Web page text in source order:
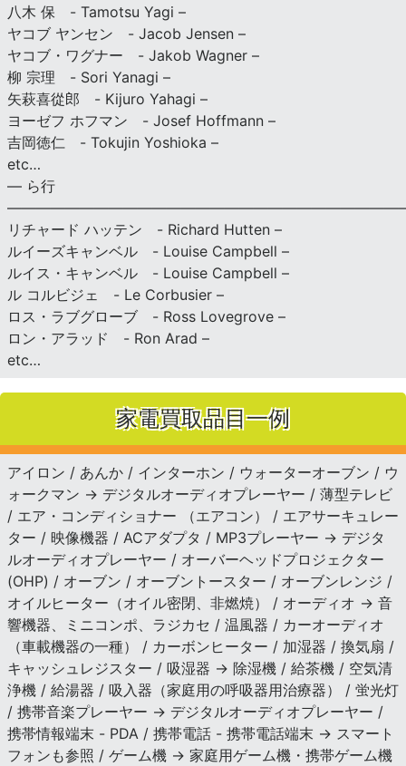
八木 保 - Tamotsu Yagi –
ヤコブ ヤンセン - Jacob Jensen –
ヤコブ・ワグナー - Jakob Wagner –
柳 宗理 - Sori Yanagi –
矢萩喜從郎 - Kijuro Yahagi –
ヨーゼフ ホフマン - Josef Hoffmann –
吉岡徳仁 - Tokujin Yoshioka –
etc…
— ら行
リチャード ハッテン - Richard Hutten –
ルイーズキャンベル - Louise Campbell –
ルイス・キャンベル - Louise Campbell –
ル コルビジェ - Le Corbusier –
ロス・ラブグローブ - Ross Lovegrove –
ロン・アラッド - Ron Arad –
etc…
家電買取品目一例
アイロン / あんか / インターホン / ウォーターオーブン / ウ
ォークマン → デジタルオーディオプレーヤー / 薄型テレビ
/ エア・コンディショナー （エアコン） / エアサーキュレー
ター / 映像機器 / ACアダプタ / MP3プレーヤー → デジタ
ルオーディオプレーヤー / オーバーヘッドプロジェクター
(OHP) / オーブン / オーブントースター / オーブンレンジ /
オイルヒーター（オイル密閉、非燃焼） / オーディオ → 音
響機器、ミニコンポ、ラジカセ / 温風器 / カーオーディオ
（車載機器の一種） / カーボンヒーター / 加湿器 / 換気扇 /
キャッシュレジスター / 吸湿器 → 除湿機 / 給茶機 / 空気清
浄機 / 給湯器 / 吸入器（家庭用の呼吸器用治療器） / 蛍光灯
/ 携帯音楽プレーヤー → デジタルオーディオプレーヤー /
携帯情報端末 - PDA / 携帯電話 - 携帯電話端末 → スマート
フォンも参照 / ゲーム機 → 家庭用ゲーム機・携帯ゲーム機